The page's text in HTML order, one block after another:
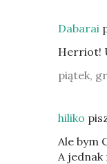
Dabarai
Herriot!
piątek,
hiliko
Ale bym
A jednak